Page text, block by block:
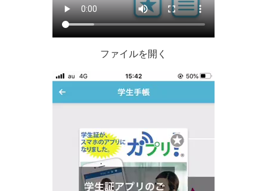
ファイルを開く